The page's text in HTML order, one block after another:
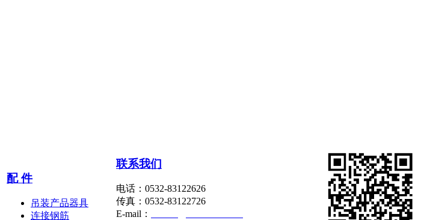
配 件
吊装产品器具
连接钢筋
联系我们
电话：0532-83122626
传真：0532-83122726
E-mail：